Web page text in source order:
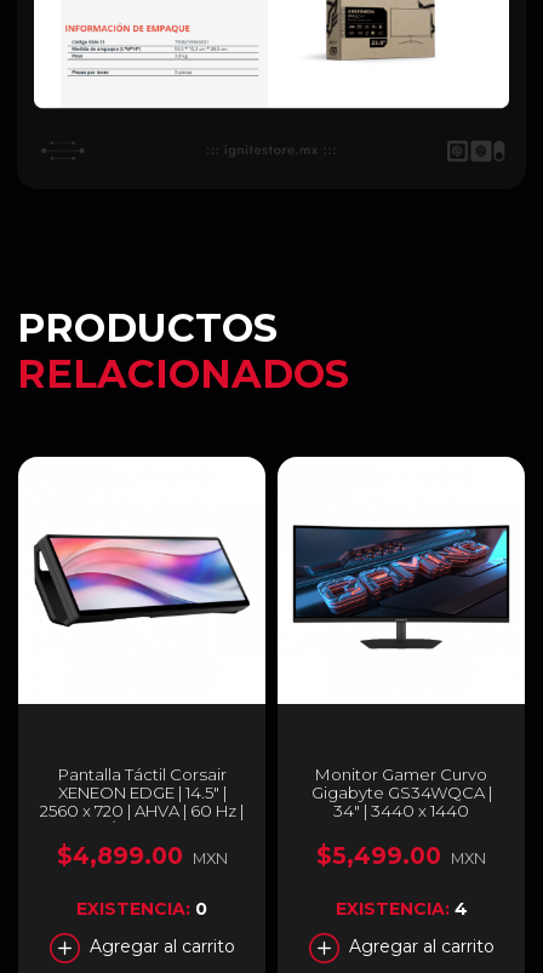
PRODUCTOS
RELACIONADOS
Pantalla Táctil Corsair
XENEON EDGE | 14.5" |
2560 x 720 | AHVA | 60 Hz |
USB-C / HDMI | Negro |
CC-9011306-WW
$4,899.00 MXN
EXISTENCIA: 0
Agregar al carrito
Monitor Gamer Curvo
Gigabyte GS34WQCA |
34" | 3440 x 1440
ms (MPRT) | 1500R |
FreeSync Premium /
DisplayPort 1.4 / Jack 3.5
mm | Negro | GS34WQCA
$5,499.00 MXN
EXISTENCIA: 4
Agregar al carrito